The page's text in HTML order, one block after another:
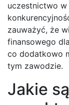
uczestnictwo w
zauważyć, że
finansowego
co dodatkowo
tym zawodzie.
Jakie